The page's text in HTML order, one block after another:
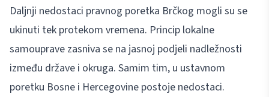
Daljnji nedostaci pravnog poretka Brčkog mogli su se
ukinuti tek protekom vremena. Princip lokalne
samouprave zasniva se na jasnoj podjeli nadležnosti
između države i okruga. Samim tim, u ustavnom
poretku Bosne i Hercegovine postoje nedostaci.